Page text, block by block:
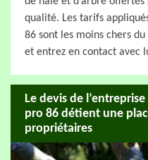
qualité. Les tarifs
86 sont les moins chers
et entrez en contact avec
Le devis de
pro 86 détient une
propriétaires